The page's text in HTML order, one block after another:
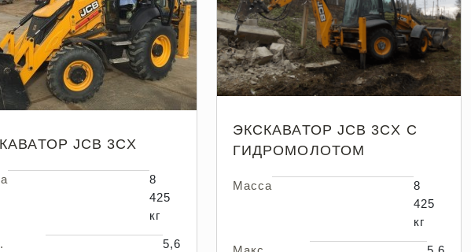
JCB 3CX
8
425
кг
5,6
ЭКСКАВАТОР JCB 3CX С
ГИДРОМОЛОТОМ
Масса
8
425
кг